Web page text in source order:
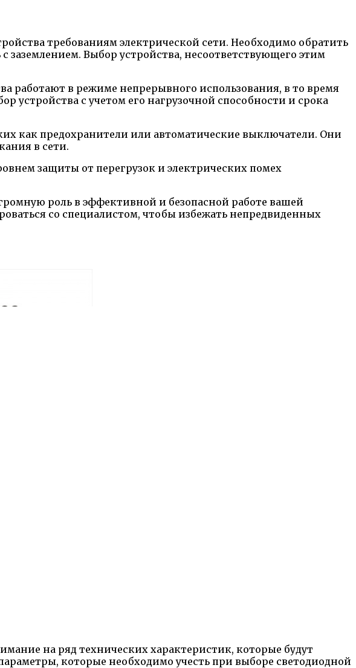
требованиям электрической сети. Необходимо обратить
Выбор устройства, несоответствующего этим
работают в режиме непрерывного использования, в то время
устройства с учетом его нагрузочной способности и срока
как предохранители или автоматические выключатели. Они
в сети.
защиты от перегрузок и электрических помех
роль в эффективной и безопасной работе вашей
со специалистом, чтобы избежать непредвиденных
на ряд технических характеристик, которые будут
которые необходимо учесть при выборе светодиодной